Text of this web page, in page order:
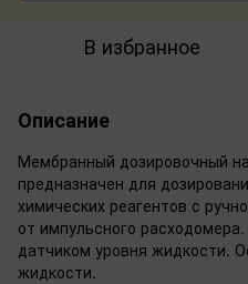
В избранное
Описание
Мембранный дозировочный
предназначен для
химических реагентов с
от импульсного
датчиком уровня жидкости.
жидкости.